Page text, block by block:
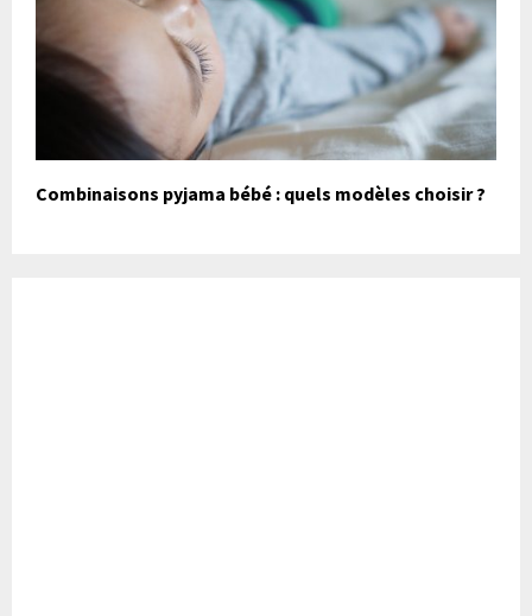
Combinaisons pyjama bébé : quels modèles choisir ?